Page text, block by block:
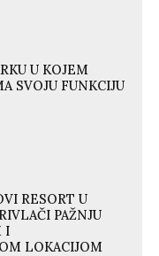
U KOJEM
SVOJU FUNKCIJU
RESORT U
PAŽNJU
I
LOKACIJOM